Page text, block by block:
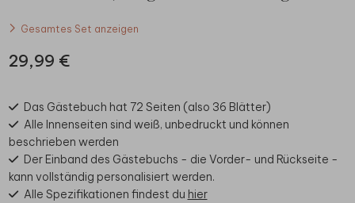
Gesamtes Set anzeigen
29,99 €
Das Gästebuch hat 72 Seiten (also 36 Blätter)
Alle Innenseiten sind weiß, unbedruckt und können
beschrieben werden
Der Einband des Gästebuchs - die Vorder- und Rückseite -
kann vollständig personalisiert werden.
Alle Spezifikationen findest du hier